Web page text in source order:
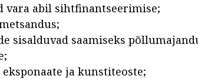
vara abil sihtfinantseerimise;
sisalduvad saamiseks
ja kunstiteoste;